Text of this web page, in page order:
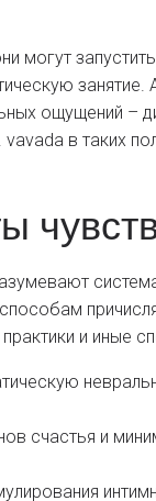
ощущений –
в таких
и иные
счастья и